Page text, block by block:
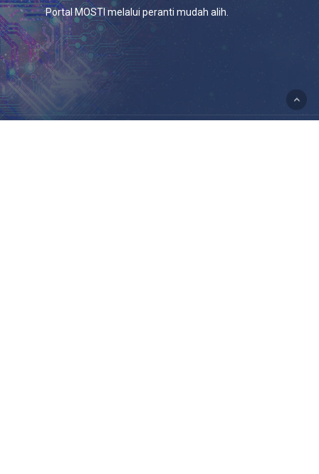
Portal MOSTI melalui peranti mudah alih.